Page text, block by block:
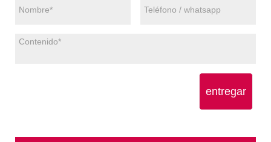
entregar